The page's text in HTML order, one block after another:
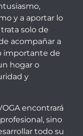
y a aportar lo
solo de
acompañar a
importante de
hogar o
y
encontrará
sino
todo su